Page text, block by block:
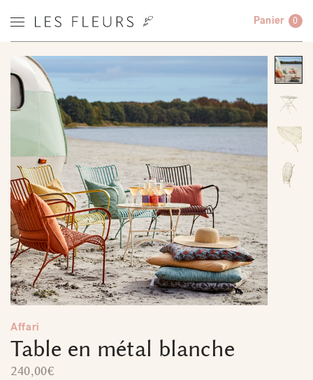
Panier 0
Affari
Table en métal blanche
240,00€